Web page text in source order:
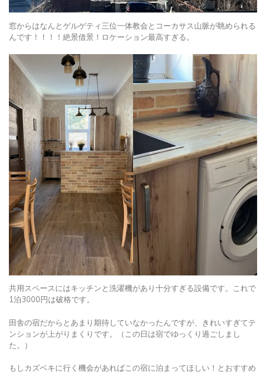
窓からはなんとゲルゲティ三位一体教会とコーカサス山脈が眺められる
んです！！！！絶景借景！ロケーション最高すぎる。
共用スペースにはキッチンと洗濯機があり十分すぎる設備です。これで
1泊3000円は破格です。
田舎の宿だからとあまり期待していなかったんですが、きれいすぎてテ
ンションが上がりまくりです。（この日は宿でゆっくり過ごしまし
た。）
もしカズベキに行く機会があればこの宿に泊まってほしい！とおすすめ